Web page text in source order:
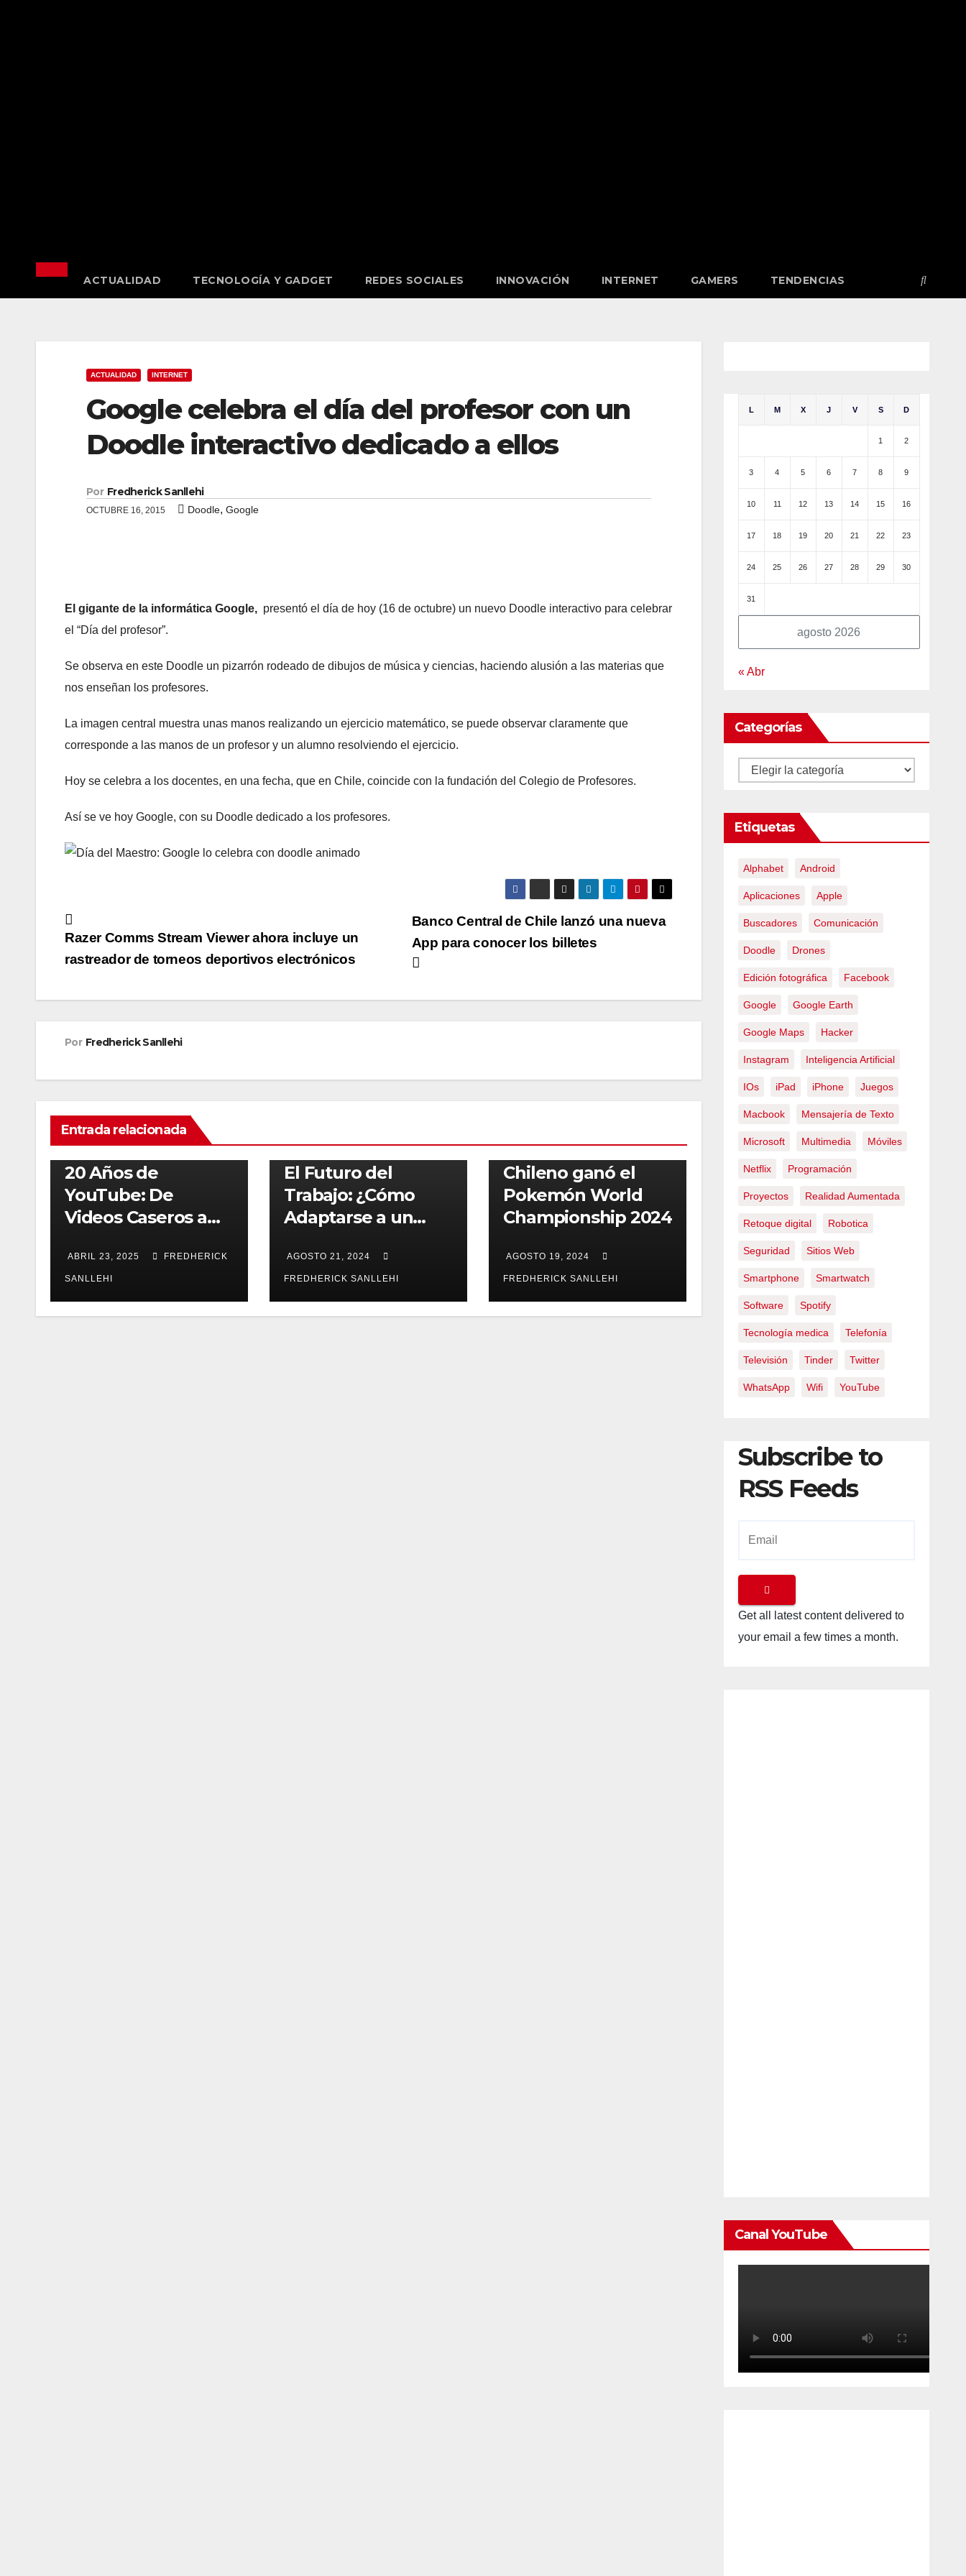
ACTUALIDAD TECNOLOGÍA Y GADGET REDES SOCIALES INNOVACIÓN INTERNET GAMERS TENDENCIAS
ACTUALIDAD INTERNET
Google celebra el día del profesor con un
Doodle interactivo dedicado a ellos
Por Fredherick Sanllehi
OCTUBRE 16, 2015 Doodle, Google
El gigante de la informática Google, presentó el día de hoy (16 de octubre) un nuevo Doodle interactivo para celebrar
el “Día del profesor”.
Se observa en este Doodle un pizarrón rodeado de dibujos de música y ciencias, haciendo alusión a las materias que
nos enseñan los profesores.
La imagen central muestra unas manos realizando un ejercicio matemático, se puede observar claramente que
corresponde a las manos de un profesor y un alumno resolviendo el ejercicio.
Hoy se celebra a los docentes, en una fecha, que en Chile, coincide con la fundación del Colegio de Profesores.
Así se ve hoy Google, con su Doodle dedicado a los profesores.
Navegación
de
Banco Central de Chile lanzó una nueva
App para conocer los billetes
Razer Comms Stream Viewer ahora incluye un
rastreador de torneos deportivos electrónicos
Por Fredherick Sanllehi
Entrada relacionada
ACTUALIDAD REDES SOCIALES
20 Años de
YouTube: De
Videos Caseros a
ABRIL 23, 2025 FREDHERICK
SANLLEHI
El Futuro del
Trabajo: ¿Cómo
Adaptarse a un
Transformación?
AGOSTO 21, 2024
FREDHERICK SANLLEHI
Chileno ganó el
Pokemón World
Championship 2024
AGOSTO 19, 2024
FREDHERICK SANLLEHI
agosto 2026
L M X J V S D
1 2
3 4 5 6 7 8 9
10 11 12 13 14 15 16
17 18 19 20 21 22 23
24 25 26 27 28 29 30
31
« Abr
Categorías
Categorías
Etiquetas
Alphabet Android
Aplicaciones Apple
Buscadores Comunicación
Doodle Drones
Edición fotográfica Facebook
Google Google Earth
Google Maps Hacker
Instagram Inteligencia Artificial
IOs iPad iPhone Juegos
Macbook Mensajería de Texto
Microsoft Multimedia Móviles
Netflix Programación
Proyectos Realidad Aumentada
Retoque digital Robotica
Seguridad Sitios Web
Smartphone Smartwatch
Software Spotify
Tecnología medica Telefonía
Televisión Tinder Twitter
WhatsApp Wifi YouTube
Subscribe to
RSS Feeds
Get all latest content delivered to
your email a few times a month.
Canal YouTube